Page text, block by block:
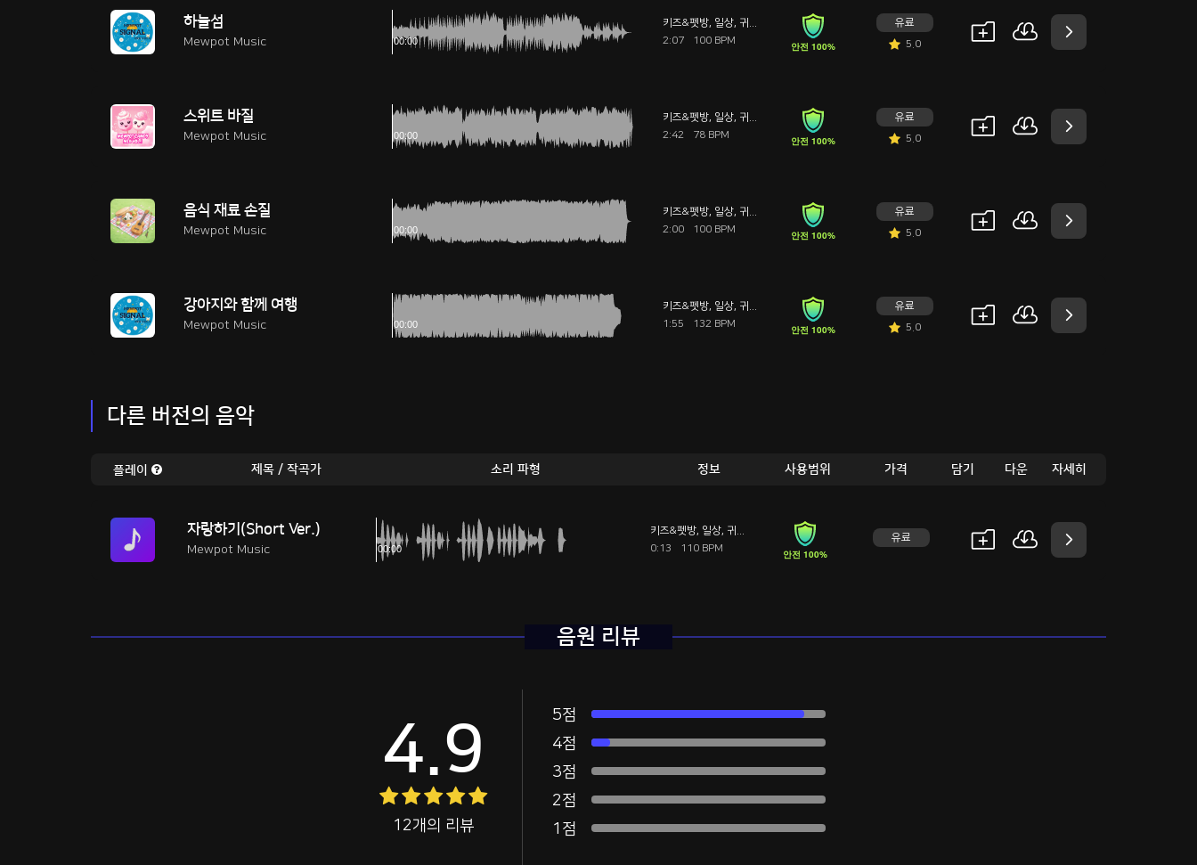
하늘섬
Mewpot Music
키즈&펫방, 일상, 귀여운
2:07
100 BPM 안전 100%
유료
5.0
스위트 바질
Mewpot Music
키즈&펫방, 일상, 귀여운
2:42
78 BPM 안전 100%
유료
5.0
음식 재료 손질
Mewpot Music
키즈&펫방, 일상, 귀여운
2:00
100 BPM 안전 100%
유료
5.0
강아지와 함께 여행
Mewpot Music
키즈&펫방, 일상, 귀여운
1:55
132 BPM 안전 100%
유료
5.0
다른 버전의 음악
플레이 제목 / 작곡가 소리 파형 정보 사용범위 가격 담기 다운 자세히
자랑하기(Short Ver.)
Mewpot Music
키즈&펫방, 일상, 귀여운
0:13
110 BPM 안전 100%
유료
음원 리뷰
4.9
12개의 리뷰
5점
4점
3점
2점
1점